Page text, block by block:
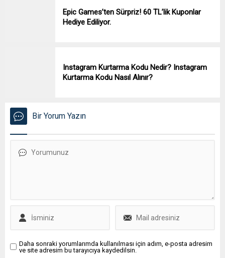
Epic Games’ten Sürpriz! 60 TL’lik Kuponlar
Hediye Ediliyor.
Instagram Kurtarma Kodu Nedir? Instagram
Kurtarma Kodu Nasıl Alınır?
Bir Yorum Yazın
Daha sonraki yorumlarımda kullanılması için adım, e-posta adresim
ve site adresim bu tarayıcıya kaydedilsin.